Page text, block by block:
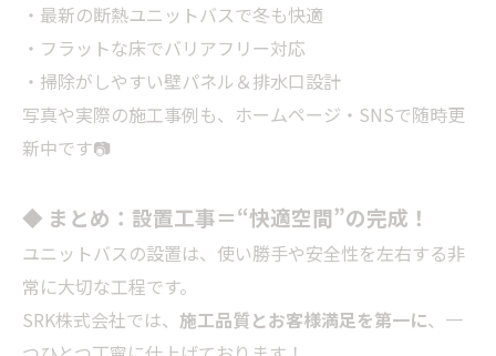
・最新の断熱ユニットバスで冬も快適
・フラットな床でバリアフリー対応
・掃除がしやすい壁パネル＆排水口設計
写真や実際の施工事例も、ホームページ・SNSで随時更
新中です📷
◆ まとめ：設置工事＝“快適空間”の完成！
ユニットバスの設置は、使い勝手や安全性を左右する非
常に大切な工程です。
SRK株式会社では、 施工品質とお客様満足を第一に、一